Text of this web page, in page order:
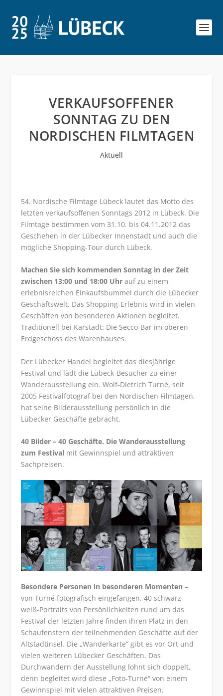
VERKAUFSOFFENER
SONNTAG ZU DEN
NORDISCHEN FILMTAGEN
Aktuell
54. Nordische Filmtage Lübeck lautet das Motto des
letzten verkaufsoffenen Sonntags 2012 in Lübeck. Die
Filmtage bestimmen vom 31.10. bis 04.11.2012 das
Geschehen in der Lübecker Innenstadt und auch die
mögliche Shopping-Tour durch Lübeck.
Machen Sie sich kommenden Sonntag in der Zeit
zwischen 13:00 und 18:00 Uhr auf zu einem
erlebnisreichen Einkaufsbummel durch die Lübecker
Geschäftswelt. Das Shopping-Erlebnis wird in vielen
Geschäften von besonderen Aktionen begleitet.
Traditionell bei Karstadt: Die Secco-Bar im oberen
Erdgeschoss des Warenhauses.
Der Lübecker Handel begleitet das diesjährige
Festival und lädt die Lübeck-Besucher zu einer
Wanderausstellung ein. Wolf-Dietrich Turné, seit
2005 Festivalfotograf bei den Nordischen Filmtagen,
hat seine Bilderausstellung persönlich in die
Lübecker Geschäfte gebracht.
40 Bilder – 40 Geschäfte. Die Wanderausstellung
zum Festival mit Gewinnspiel und attraktiven
Sachpreisen.
Besondere Personen in besonderen Momenten –
von Turné fotografisch eingefangen. 40 schwarz-
weiß-Portraits von Persönlichkeiten rund um das
Festival der letzten Jahre finden ihren Platz in den
Schaufenstern der teilnehmenden Geschäfte auf der
Altstadtinsel. Die „Wanderkarte“ gibt es vor Ort und
vielen weiteren Lübecker Geschäften. Das
Durchwandern der Ausstellung lohnt sich doppelt,
denn begleitet wird diese „Foto-Turné“ von einem
Gewinnspiel mit vielen attraktiven Preisen.